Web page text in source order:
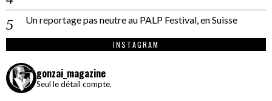
Un reportage pas neutre au PALP Festival, en Suisse
INSTAGRAM
gonzai_magazine
Seul le détail compte.